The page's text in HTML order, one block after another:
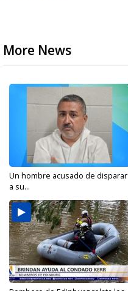
More News
Un hombre acusado de disparar
a su...